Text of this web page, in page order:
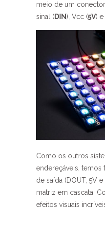
meio de um
sinal (DIN), Vcc (5V) e
Como os outros
endereçáveis,
de saída (DOUT, 5V
matriz em cascata.
efeitos visuais